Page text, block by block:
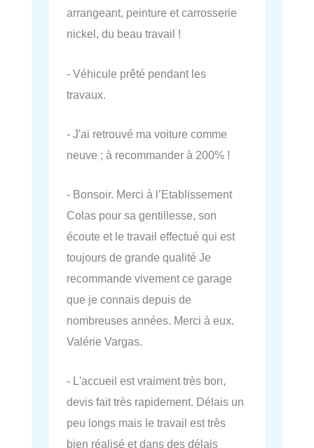
arrangeant, peinture et carrosserie
nickel, du beau travail !
- Véhicule prêté pendant les
travaux.
- J'ai retrouvé ma voiture comme
neuve ; à recommander à 200% !
- Bonsoir. Merci à l’Etablissement
Colas pour sa gentillesse, son
écoute et le travail effectué qui est
toujours de grande qualité Je
recommande vivement ce garage
que je connais depuis de
nombreuses années. Merci à eux.
Valérie Vargas.
- L'accueil est vraiment très bon,
devis fait très rapidement. Délais un
peu longs mais le travail est très
bien réalisé et dans des délais